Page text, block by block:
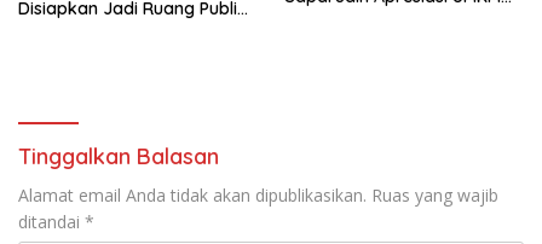
Disiapkan Jadi Ruang Publik
Tinggalkan Balasan
Alamat email Anda tidak akan dipublikasikan. Ruas yang wajib
ditandai *